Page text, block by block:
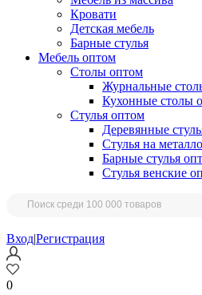
Кровати
Детская мебель
Барные стулья
Мебель оптом
Столы оптом
Журнальные
Кухонные столы
Стулья оптом
Деревянные
Стулья на
Барные стулья
Стулья венские
Вход|Регистрация
0